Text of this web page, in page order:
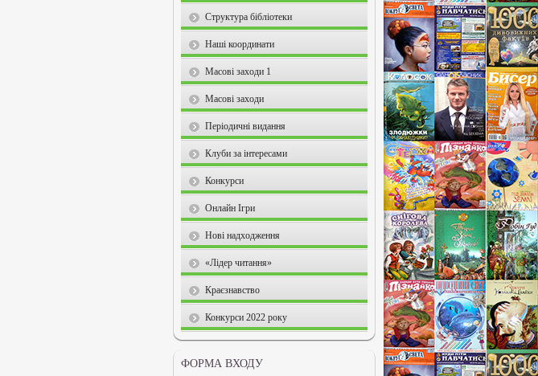
Структура бібліотеки
Наші координати
Масові заходи 1
Масові заходи
Періодичні видання
Клуби за інтересами
Конкурси
Онлайн Ігри
Нові надходження
«Лідер читання»
Краєзнавство
Конкурси 2022 року
ФОРМА ВХОДУ